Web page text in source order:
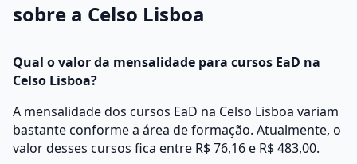
sobre a Celso Lisboa
Qual o valor da mensalidade para cursos EaD na
Celso Lisboa?
A mensalidade dos cursos EaD na Celso Lisboa variam
bastante conforme a área de formação. Atualmente, o
valor desses cursos fica entre R$ 76,16 e R$ 483,00.